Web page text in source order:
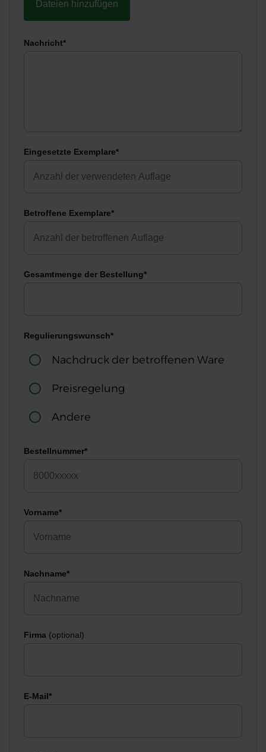
Dateien hinzufügen
Nachricht*
Eingesetzte Exemplare*
Betroffene Exemplare*
Gesamtmenge der Bestellung*
Regulierungswunsch*
Nachdruck der betroffenen Ware
Preisregelung
Andere
Bestellnummer*
Vorname*
Nachname*
Firma (optional)
E-Mail*